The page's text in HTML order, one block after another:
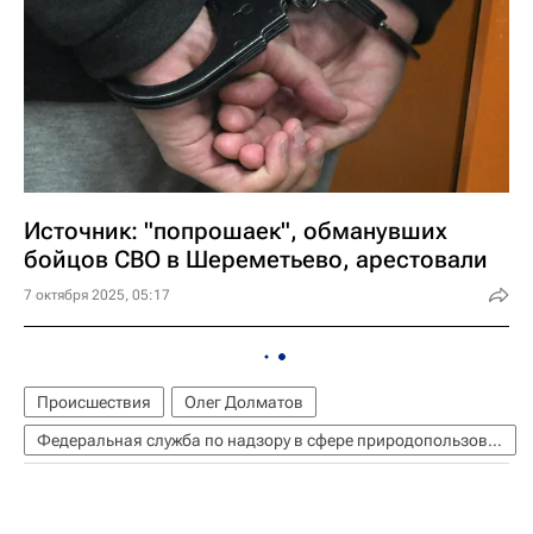
Источник: "попрошаек", обманувших
бойцов СВО в Шереметьево, арестовали
7 октября 2025, 05:17
Происшествия
Олег Долматов
Федеральная служба по надзору в сфере природопользования (Росприроднадзор)